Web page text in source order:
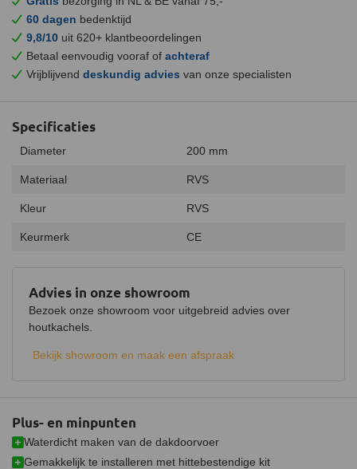
60 dagen bedenktijd
9,8/10 uit 620+ klantbeoordelingen
Betaal eenvoudig vooraf of achteraf
Vrijblijvend deskundig advies van onze specialisten
Plus- en minpunten
Waterdicht maken van de dakdoorvoer
Gemakkelijk te installeren met hittebestendige kit
Advies in onze showroom
Bezoek onze showroom voor uitgebreid advies over
houtkachels.
Bekijk showroom en maak een afspraak
Specificaties
Diameter 200 mm
Materiaal RVS
Kleur RVS
Keurmerk CE